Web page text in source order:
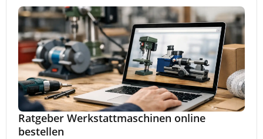
Ratgeber Werkstattmaschinen online
bestellen